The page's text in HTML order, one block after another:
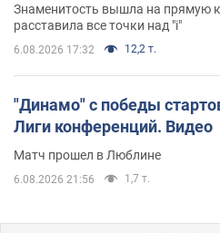
Знаменитость вышла на прямую
расставила все точки над "i"
6.08.2026 17:32 12,2 т.
"Динамо" с победы
Лиги конференций. Видео
Матч прошел в Люблине
6.08.2026 21:56 1,7 т.